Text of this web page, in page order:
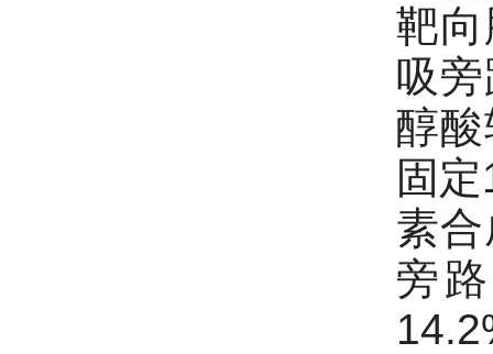
靶
吸
醇
固
素
旁